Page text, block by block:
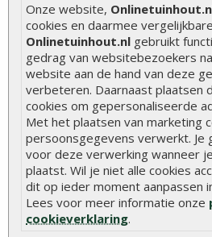
Onze website,
cookies en daarmee
Onlinetuinhout.nl gebruikt
gedrag van websitebezoekers
website aan de hand van deze
verbeteren. Daarnaast plaatsen
cookies om gepersonaliseerde
Met het plaatsen van marketing
persoonsgegevens verwerkt.
voor deze verwerking wanneer
plaatst. Wil je niet alle cookies
dit op ieder moment aanpassen
Lees voor meer informatie onze
cookieverklaring.
Hoe betonpaal plaatsen
Hoe schutting plaatsen
De 9 beste tuinschermen van
Stijlvolle houtsoorten voor in de tuin
Duurzame tuin
Welke palen voor een schapenhek
Alle populaire categorieën
Tuinhout